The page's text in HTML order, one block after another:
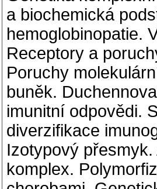
a biochemická
hemoglobinopatie.
Receptory a
Poruchy
buněk.
imunitní odpovědi.
diverzifikace
Izotypový
komplex.